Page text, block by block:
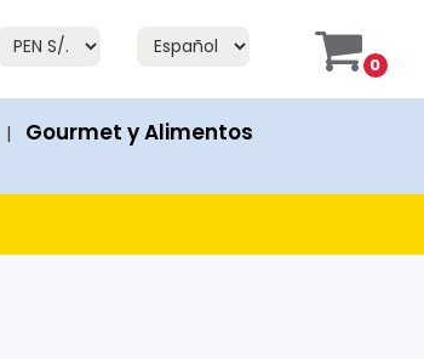
de Stock". If a product has an "Add to
Discounted products show both the
0
| Gourmet y Alimentos